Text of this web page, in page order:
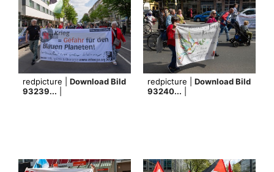
redpicture | Download Bild
93239...
redpicture | Download Bild
93240...